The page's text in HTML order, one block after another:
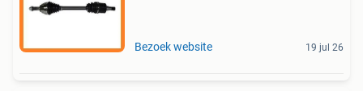
Bezoek website 19 jul 26